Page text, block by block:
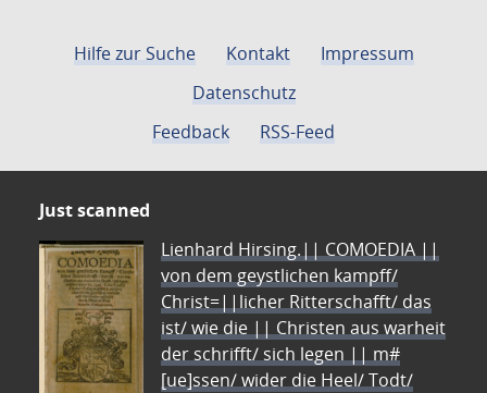
Hilfe zur Suche Kontakt
Impressum
Datenschutz
Feedback
RSS-Feed
Just scanned
Lienhard Hirsing.|| COMOEDIA ||
von dem geystlichen kampff/
Christ=||licher Ritterschafft/ das
ist/ wie die || Christen aus warheit
der schrifft/ sich legen || m#
[ue]ssen/ wider die Heel/ Todt/